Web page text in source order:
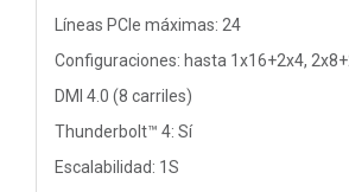
Líneas PCIe máximas: 24
Configuraciones: hasta 1x16+2x4,
DMI 4.0 (8 carriles)
Thunderbolt™ 4: Sí
Escalabilidad: 1S